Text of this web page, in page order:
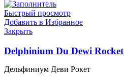
Быстрый просмотр
Добавить в Избранное
Закрыть
Delphinium Du Dewi Rocket
Дельфиниум Деви Рокет